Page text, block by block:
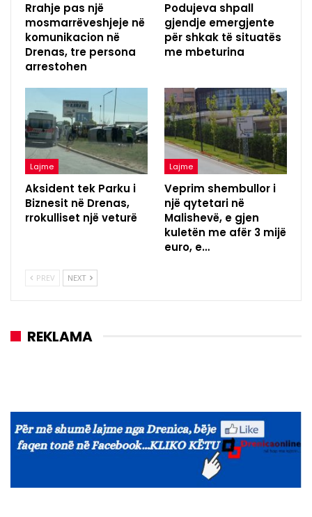
Rrahje pas një
mosmarrëveshjeje në
komunikacion në
Drenas, tre persona
arrestohen
Podujeva shpall
gjendje emergjente
për shkak të situatës
me mbeturina
Lajme
Aksident tek Parku i
Biznesit në Drenas,
rrokulliset një veturë
Lajme
Veprim shembullor i
një qytetari në
Malishevë, e gjen
kuletën me afër 3 mijë
euro, e…
PREV NEXT
REKLAMA